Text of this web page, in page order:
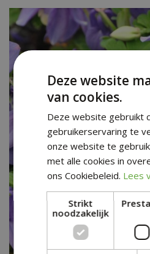
Deze website
van cookies.
Deze website gebruikt
gebruikerservaring te
onze website te
met alle cookies in
ons Cookiebeleid. Lees
Strikt
noodzakelijk